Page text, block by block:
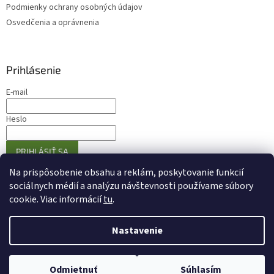
Na prispôsobenie obsahu a reklám, poskytovanie funkcií
sociálnych médií a analýzu návštevnosti používame súbory
cookie. Viac informáciítu.
Nastavenie
Odmietnuť Súhlasím
Podmienky ochrany osobných údajov
Osvedčenia a oprávnenia
Prihlásenie
E-mail
Heslo
PRIHLÁSIŤ SA
Nová registrácia Zabudnuté heslo
Copyright 2026Eshop Olivovniky.sk. Všetky práva vyhradené.
Upraviť nastavenie cookies